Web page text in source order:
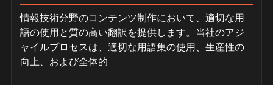
情報技術分野のコンテンツ制作において、適切な用
語の使用と質の高い翻訳を提供します。当社のアジ
ャイルプロセスは、適切な用語集の使用、生産性の
向上、および全体的